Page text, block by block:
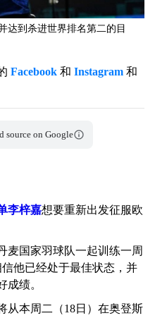
达到杀进世界排名第二的目
Facebook 和 Instagram 和
source on Google
李梓嘉想要重新出发征服欧
麦国家羽球队一起训练一周
他已经处于最佳状态，并
成绩。
从本周二（18日）在奥登斯